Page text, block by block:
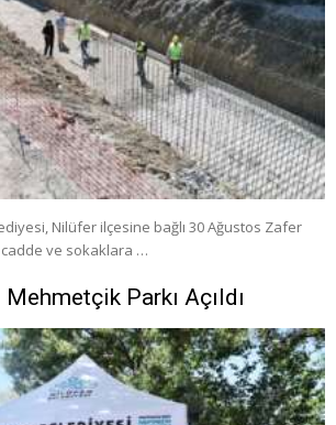
Nilüfer ilçesine bağlı 30 Ağustos Zafer
ve sokaklara …
Mehmetçik Parkı Açıldı